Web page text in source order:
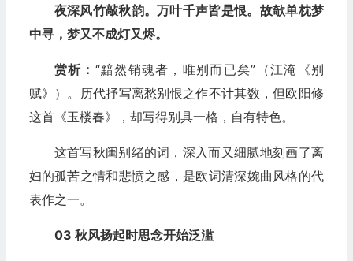
夜深风竹敲秋韵。万叶千声皆是恨。故欹单枕梦
中寻，梦又不成灯又烬。
赏析： “黯然销魂者，唯别而已矣”（江淹《别
赋》）。历代抒写离愁别恨之作不计其数，但欧阳修
这首《玉楼春》，却写得别具一格，自有特色。
这首写秋闺别绪的词，深入而又细腻地刻画了离
妇的孤苦之情和悲愤之感，是欧词清深婉曲风格的代
表作之一。
03 秋风扬起时思念开始泛滥